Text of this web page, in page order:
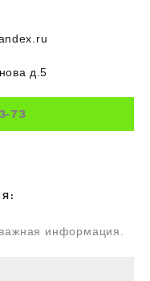
д.5
73
информация.